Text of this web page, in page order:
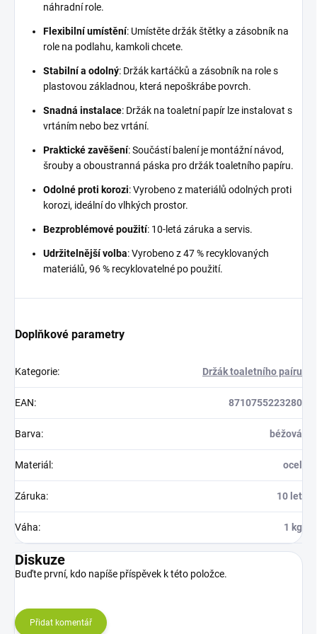
náhradní role.
Flexibilní umístění: Umístěte držák štětky a zásobník na
role na podlahu, kamkoli chcete.
Stabilní a odolný: Držák kartáčků a zásobník na role s
plastovou základnou, která nepoškrábe povrch.
Snadná instalace: Držák na toaletní papír lze instalovat s
vrtáním nebo bez vrtání.
Praktické zavěšení: Součástí balení je montážní návod,
šrouby a oboustranná páska pro držák toaletního papíru.
Odolné proti korozi: Vyrobeno z materiálů odolných proti
korozi, ideální do vlhkých prostor.
Bezproblémové použití: 10-letá záruka a servis.
Udržitelnější volba: Vyrobeno z 47 % recyklovaných
materiálů, 96 % recyklovatelné po použití.
Doplňkové parametry
Kategorie: Držák toaletního paíru
EAN: 8710755223280
Barva: béžová
Materiál : ocel
Záruka: 10 let
Váha: 1 kg
Diskuze
Buďte první, kdo napíše příspěvek k této položce.
Přidat komentář